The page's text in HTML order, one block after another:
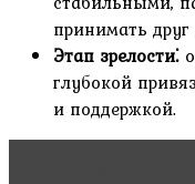
принимать друг
Этап зрелости⁚
глубокой
и поддержкой.